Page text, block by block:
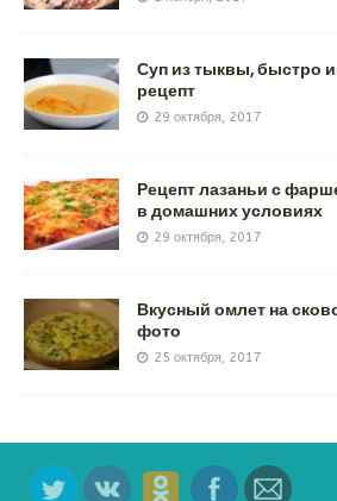
Суп из тыквы, быстро
рецепт
29 октября, 2017
Рецепт лазаньи с
в домашних условиях
29 октября, 2017
Вкусный омлет на
фото
25 октября, 2017